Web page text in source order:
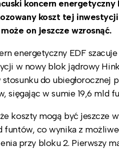
koncern energetyczny
koszt tej
on jeszcze wzrosnąć.
energetyczny EDF
w nowy blok jądrowy
do ubiegłorocznej
sięgając w sumie 19,6 mld
że koszty mogą być jeszcze
funtów, co wynika z
przy bloku 2. Pierwszy